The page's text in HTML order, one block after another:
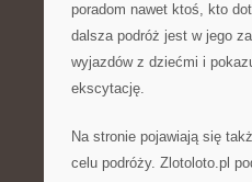
poradom nawet ktoś, kto
dalsza podróż jest w jego
wyjazdów z dziećmi i
ekscytację.
Na stronie pojawiają się
celu podróży. Zlotoloto.pl